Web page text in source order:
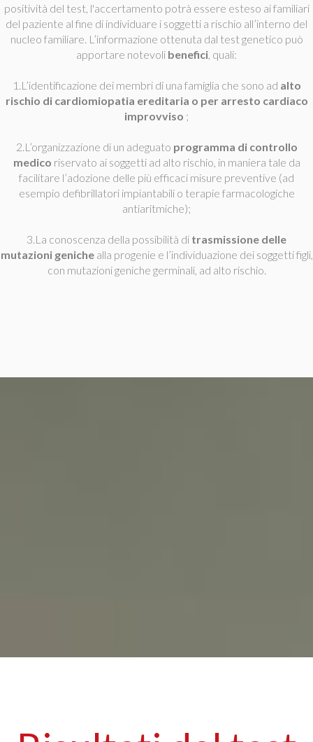
positività del test, l'accertamento potrà essere esteso ai familiari
del paziente al fine di individuare i soggetti a rischio all’interno del
nucleo familiare. L’informazione ottenuta dal test genetico può
apportare notevoli benefici , quali:
1.L’identificazione dei membri di una famiglia che sono ad alto
rischio di cardiomiopatia ereditaria o per arresto cardiaco
improvviso ;
2.L’organizzazione di un adeguato programma di controllo
medico riservato ai soggetti ad alto rischio, in maniera tale da
facilitare l’adozione delle più efficaci misure preventive (ad
esempio defibrillatori impiantabili o terapie farmacologiche
antiaritmiche);
3.La conoscenza della possibilità di trasmissione delle
mutazioni genichealla progenie e l’individuazione dei soggetti figli,
con mutazioni geniche germinali, ad alto rischio.